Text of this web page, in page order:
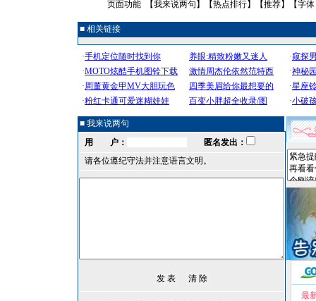
页面功能 【我来说两句 】【热点排行】【推荐】【字体
■ 相关链接
■ 我来说两句
用 户：
匿名发出：
请各位遵纪守法并注意语言文明。
最